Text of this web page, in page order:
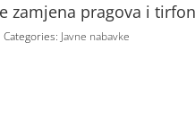
zamjena pragova i
Categories: Javne nabavke